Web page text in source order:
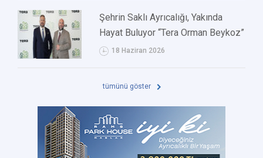
Şehrin Saklı Ayrıcalığı, Yakında
Hayat Buluyor “Tera Orman Beykoz”
18 Haziran 2026
tümünü göster